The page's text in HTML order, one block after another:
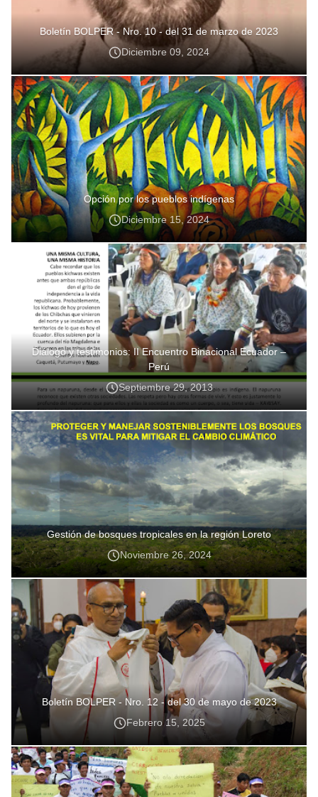
Boletín BOLPER - Nro. 10 - del 31 de marzo de 2023
Diciembre 09, 2024
Opción por los pueblos indígenas
Diciembre 15, 2024
Diálogo y testimonios: II Encuentro Binacional Ecuador –
Perú
Septiembre 29, 2013
Gestión de bosques tropicales en la región Loreto
Noviembre 26, 2024
Boletín BOLPER - Nro. 12 - del 30 de mayo de 2023
Febrero 15, 2025